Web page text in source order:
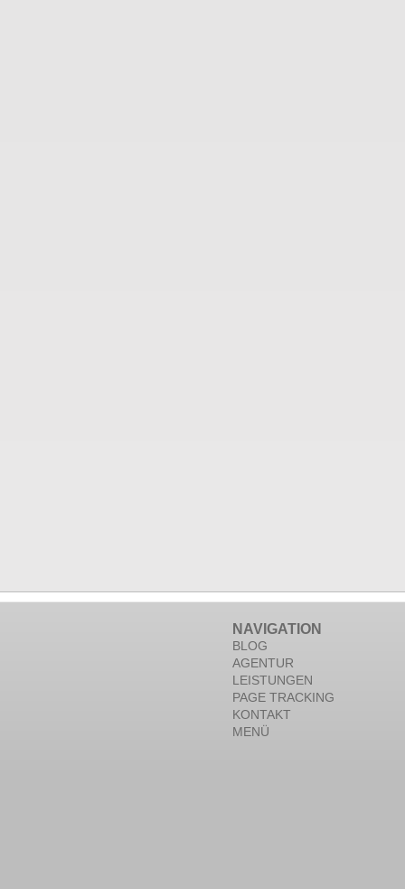
NAVIGATION
BLOG
AGENTUR
LEISTUNGEN
PAGE TRACKING
KONTAKT
MENÜ